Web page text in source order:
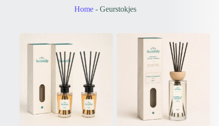
Zo gebruik je geurstokjes
wanneer je tijdelijk meer geur wilt waarnemen. Zet de fles altijd
rechtop op een stabiele, beschermde ondergrond.
Veelgestelde vragen over geurstokjes
Wat is het verschil tussen geurstokjes en een reed diffuser?
Er is geen praktisch verschil: reed diffuser is de Engelse benaming
voor een geurverspreider met geurstokjes.
Hoe kies ik de juiste geur?
Kies lavendel of jasmijn voor een bloemige uitstraling, sinaasappel
& meloen voor een fris fruitig karakter, vanille voor zachte warmte
of wierook & mirre voor een dieper harsachtig geurprofiel.
Home- Geurstokjes